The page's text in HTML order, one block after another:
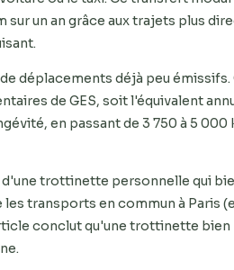
un an grâce aux trajets plus
déplacements déjà peu émissifs.
de GES, soit l'équivalent
en passant de 3 750 à 5 000
trottinette personnelle qui
transports en commun à Paris
conclut qu'une trottinette bien